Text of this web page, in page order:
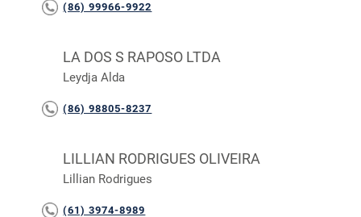
(86) 99966-9922
LA DOS S RAPOSO LTDA
Leydja Alda
(86) 98805-8237
LILLIAN RODRIGUES OLIVEIRA
Lillian Rodrigues
(61) 3974-8989